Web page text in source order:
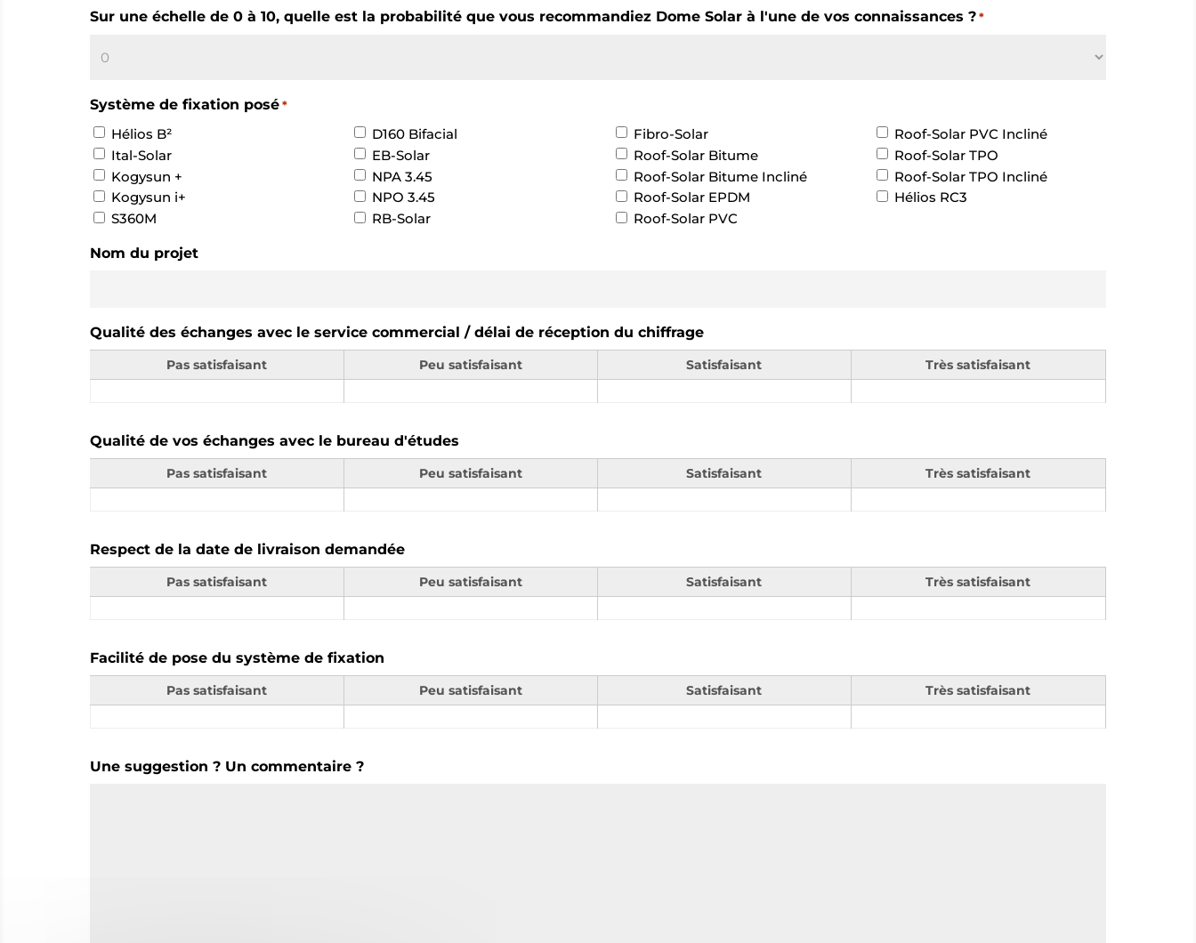
Sur une échelle de 0 à 10, quelle est la probabilité que vous recommandiez Dome Solar à l'une de vos connaissances ? *
Système de fixation posé *
Hélios B²
Ital-Solar
Kogysun +
Kogysun i+
S360M
D160 Bifacial
EB-Solar
NPA 3.45
NPO 3.45
RB-Solar
Fibro-Solar
Roof-Solar Bitume
Roof-Solar Bitume Incliné
Roof-Solar EPDM
Roof-Solar PVC
Roof-Solar PVC Incliné
Roof-Solar TPO
Roof-Solar TPO Incliné
Hélios RC3
Nom du projet
Qualité des échanges avec le service commercial / délai de réception du chiffrage
Pas satisfaisant Peu satisfaisant Satisfaisant Très satisfaisant
Qualité de vos échanges avec le bureau d'études
Pas satisfaisant Peu satisfaisant Satisfaisant Très satisfaisant
Respect de la date de livraison demandée
Pas satisfaisant Peu satisfaisant Satisfaisant Très satisfaisant
Facilité de pose du système de fixation
Pas satisfaisant Peu satisfaisant Satisfaisant Très satisfaisant
Une suggestion ? Un commentaire ?